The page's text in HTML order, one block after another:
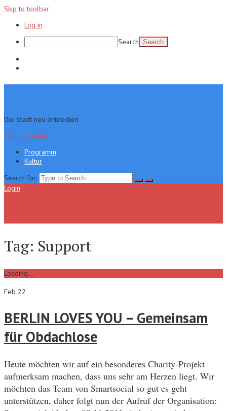
Skip to toolbar
Log in
Search
Die Stadt neu entdecken
Skip to content
Programm
Kultur
Search for:
Login
Tag: Support
Loading...
Feb 22
BERLIN LOVES YOU – Gemeinsam
für Obdachlose
Heute möchten wir auf ein besonderes Charity-Projekt
aufmerksam machen, dass uns sehr am Herzen liegt. Wir
möchten das Team von Smartsocial so gut es geht
unterstützen, daher folgt nun der Aufruf der Organisation: